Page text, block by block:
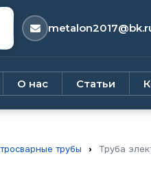
О нас Статьи
трубы › Труба